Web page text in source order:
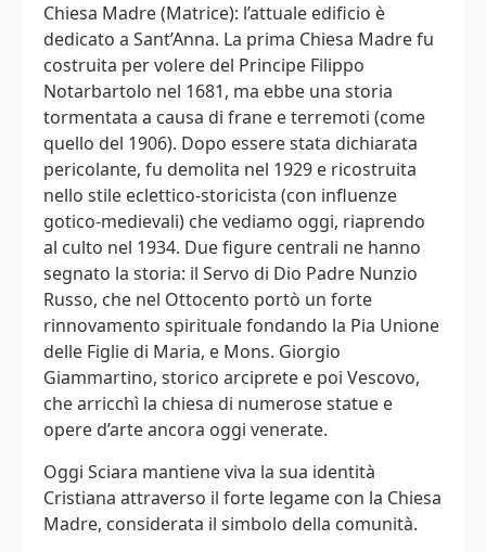
Chiesa Madre (Matrice): l’attuale edificio è
dedicato a Sant’Anna. La prima Chiesa Madre fu
costruita per volere del Principe Filippo
Notarbartolo nel 1681, ma ebbe una storia
tormentata a causa di frane e terremoti (come
quello del 1906). Dopo essere stata dichiarata
pericolante, fu demolita nel 1929 e ricostruita
nello stile eclettico-storicista (con influenze
gotico-medievali) che vediamo oggi, riaprendo
al culto nel 1934. Due figure centrali ne hanno
segnato la storia: il Servo di Dio Padre Nunzio
Russo, che nel Ottocento portò un forte
rinnovamento spirituale fondando la Pia Unione
delle Figlie di Maria, e Mons. Giorgio
Giammartino, storico arciprete e poi Vescovo,
che arricchì la chiesa di numerose statue e
opere d’arte ancora oggi venerate.
Oggi Sciara mantiene viva la sua identità
Cristiana attraverso il forte legame con la Chiesa
Madre, considerata il simbolo della comunità.